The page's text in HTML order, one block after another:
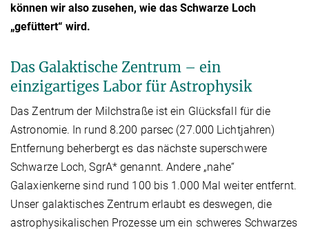
können wir also zusehen, wie das Schwarze Loch
„gefüttert“ wird.
Das Galaktische Zentrum – ein
einzigartiges Labor für Astrophysik
Das Zentrum der Milchstraße ist ein Glücksfall für die
Astronomie. In rund 8.200 parsec (27.000 Lichtjahren)
Entfernung beherbergt es das nächste superschwere
Schwarze Loch, SgrA* genannt. Andere „nahe“
Galaxienkerne sind rund 100 bis 1.000 Mal weiter entfernt.
Unser galaktisches Zentrum erlaubt es deswegen, die
astrophysikalischen Prozesse um ein schweres Schwarzes